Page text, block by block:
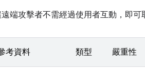
端攻擊者不需經過使用者互動，即可
考資料 類型 嚴重性